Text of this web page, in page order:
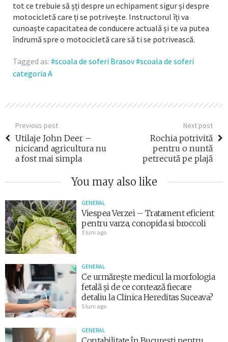
tot ce trebuie să șți despre un echipament sigur și despre
motocicletă care ți se potrivește. Instructorul îți va
cunoaște capacitatea de conducere actuală și te va putea
îndrumă spre o motocicletă care să ti se potrivească.
Tagged as: scoala de soferi Brasov scoala de soferi
categoria A
Previous post
Utilaje John Deer –
nicicand agricultura nu
a fost mai simpla
Next post
Rochia potrivită
pentru o nuntă
petrecută pe plajă
You may also like
GENERAL
Viespea Verzei – Tratament eficient
pentru varza, conopida si broccoli
3 luni ago
GENERAL
Ce urmărește medicul la morfologia
fetală și de ce contează fiecare
detaliu la Clinica Hereditas Suceava?
5 luni ago
GENERAL